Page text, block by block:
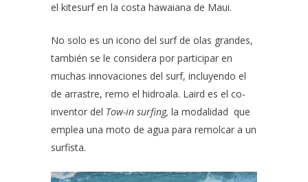
el kitesurf en la costa hawaiana de Maui.
No solo es un icono del surf de olas grandes,
también se le considera por participar en
muchas innovaciones del surf, incluyendo el
de arrastre, remo el hidroala. Laird es el co-
inventor del Tow-in surfing, la modalidad que
emplea una moto de agua para remolcar a un
surfista.